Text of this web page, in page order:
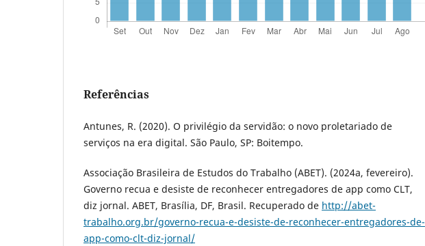
Referências
Antunes, R. (2020). O privilégio da servidão: o novo proletariado de
serviços na era digital. São Paulo, SP: Boitempo.
Associação Brasileira de Estudos do Trabalho (ABET). (2024a, fevereiro).
Governo recua e desiste de reconhecer entregadores de app como CLT,
diz jornal. ABET, Brasília, DF, Brasil. Recuperado de http://abet-
trabalho.org.br/governo-recua-e-desiste-de-reconhecer-entregadores-de-
app-como-clt-diz-jornal/